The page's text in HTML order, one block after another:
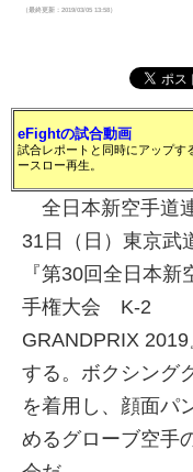
（最終更新：2019/03/05 13:58）
eFightの試合動画
試合レポートと同時にアップす
ースロー再生。
全日本新空手道
31日（日）東京武
『第30回全日本新
手権大会 K-2
GRANDPRIX
する。ボクシング
を着用し、顔面パ
めるグローブ空手